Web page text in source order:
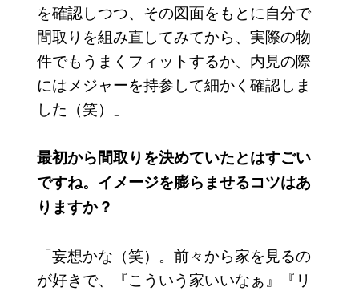
を確認しつつ、その図面をもとに自分で
間取りを組み直してみてから、実際の物
件でもうまくフィットするか、内見の際
にはメジャーを持参して細かく確認しま
した（笑）」
最初から間取りを決めていたとはすごい
ですね。イメージを膨らませるコツはあ
りますか？
「妄想かな（笑）。前々から家を見るの
が好きで、『こういう家いいなぁ』『リ